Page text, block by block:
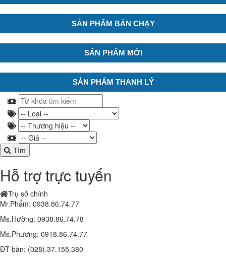
SẢN PHẨM BÁN CHẠY
SẢN PHẨM MỚI
SẢN PHẨM THANH LÝ
Tìm
Hỗ trợ trực tuyến
Trụ sở chính
Mr.Phẩm: 0938.86.74.77
Ms.Hường: 0938.86.74.78
Ms.Phương: 0918.86.74.77
ĐT bàn: (028).37.155.380